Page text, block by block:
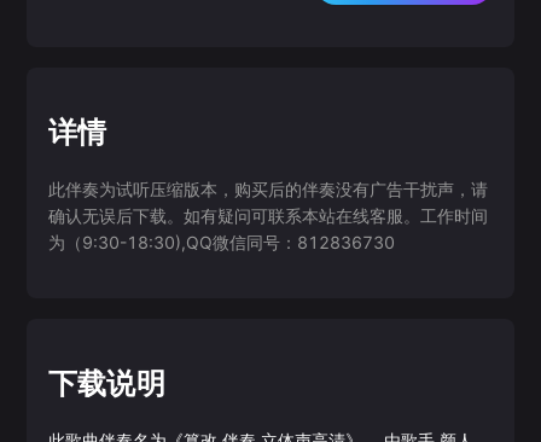
详情
此伴奏为试听压缩版本，购买后的伴奏没有广告干扰声，请
确认无误后下载。如有疑问可联系本站在线客服。工作时间
为（9:30-18:30),QQ微信同号：812836730
下载说明